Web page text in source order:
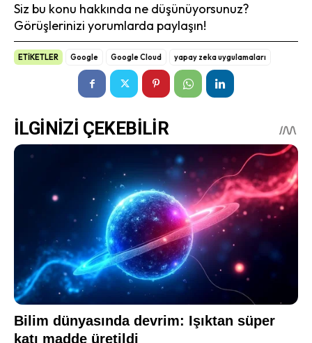
Siz bu konu hakkında ne düşünüyorsunuz?
Görüşlerinizi yorumlarda paylaşın!
ETİKETLER Google Google Cloud yapay zeka uygulamaları